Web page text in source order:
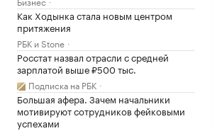
Как Ходынка стала новым центром
притяжения
РБК и Stone
Росстат назвал отрасли с средней
зарплатой выше ₽500 тыс.
Подписка на РБК
Большая афера. Зачем начальники
мотивируют сотрудников фейковыми
успехами